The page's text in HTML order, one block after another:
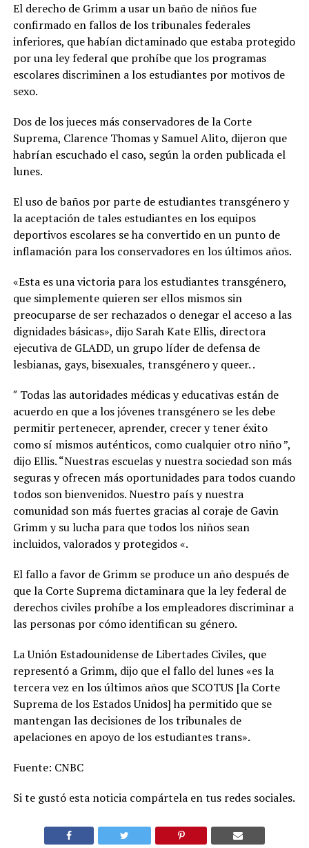
El derecho de Grimm a usar un baño de niños fue
confirmado en fallos de los tribunales federales
inferiores, que habían dictaminado que estaba protegido
por una ley federal que prohíbe que los programas
escolares discriminen a los estudiantes por motivos de
sexo.
Dos de los jueces más conservadores de la Corte
Suprema, Clarence Thomas y Samuel Alito, dijeron que
habrían escuchado el caso, según la orden publicada el
lunes.
El uso de baños por parte de estudiantes transgénero y
la aceptación de tales estudiantes en los equipos
deportivos escolares se ha convertido en un punto de
inflamación para los conservadores en los últimos años.
«Esta es una victoria para los estudiantes transgénero,
que simplemente quieren ser ellos mismos sin
preocuparse de ser rechazados o denegar el acceso a las
dignidades básicas», dijo Sarah Kate Ellis, directora
ejecutiva de GLADD, un grupo líder de defensa de
lesbianas, gays, bisexuales, transgénero y queer. .
″ Todas las autoridades médicas y educativas están de
acuerdo en que a los jóvenes transgénero se les debe
permitir pertenecer, aprender, crecer y tener éxito
como sí mismos auténticos, como cualquier otro niño ”,
dijo Ellis. “Nuestras escuelas y nuestra sociedad son más
seguras y ofrecen más oportunidades para todos cuando
todos son bienvenidos. Nuestro país y nuestra
comunidad son más fuertes gracias al coraje de Gavin
Grimm y su lucha para que todos los niños sean
incluidos, valorados y protegidos «.
El fallo a favor de Grimm se produce un año después de
que la Corte Suprema dictaminara que la ley federal de
derechos civiles prohíbe a los empleadores discriminar a
las personas por cómo identifican su género.
La Unión Estadounidense de Libertades Civiles, que
representó a Grimm, dijo que el fallo del lunes «es la
tercera vez en los últimos años que SCOTUS [la Corte
Suprema de los Estados Unidos] ha permitido que se
mantengan las decisiones de los tribunales de
apelaciones en apoyo de los estudiantes trans».
Fuente: CNBC
Si te gustó esta noticia compártela en tus redes sociales.